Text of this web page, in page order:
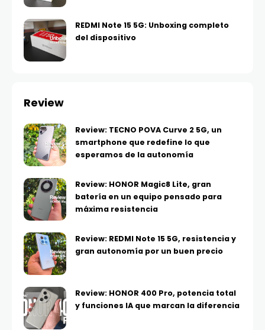
REDMI Note 15 5G: Unboxing completo
del dispositivo
Review
Review: TECNO POVA Curve 2 5G, un
smartphone que redefine lo que
esperamos de la autonomía
Review: HONOR Magic8 Lite, gran
batería en un equipo pensado para
máxima resistencia
Review: REDMI Note 15 5G, resistencia y
gran autonomía por un buen precio
Review: HONOR 400 Pro, potencia total
y funciones IA que marcan la diferencia